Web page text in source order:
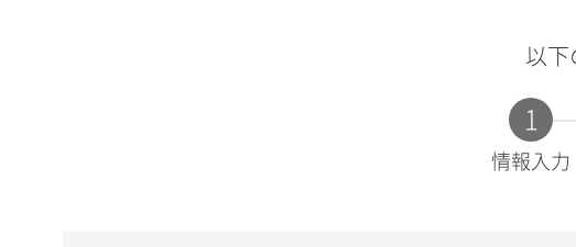
以下
1
現
情報入力